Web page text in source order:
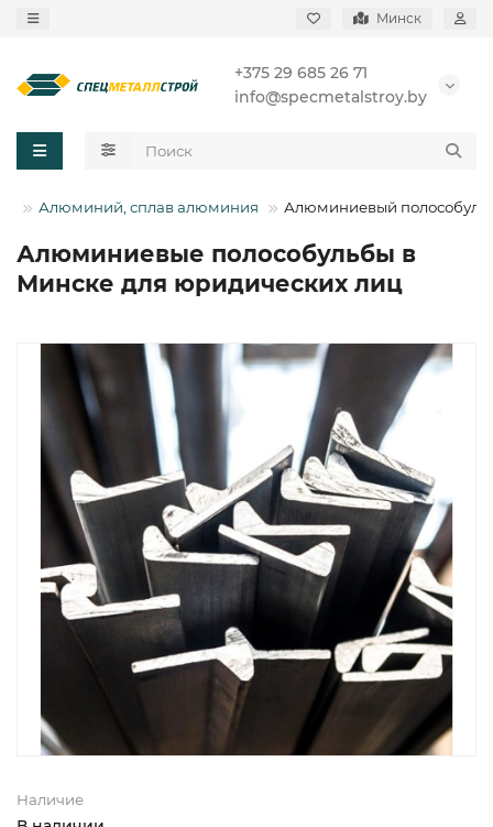
Минск
+375 29 685 26 71
info@specmetalstroy.by
Алюминий, сплав алюминия Алюминиевый
Алюминиевые полособульбы в
Минске для юридических лиц
Наличие